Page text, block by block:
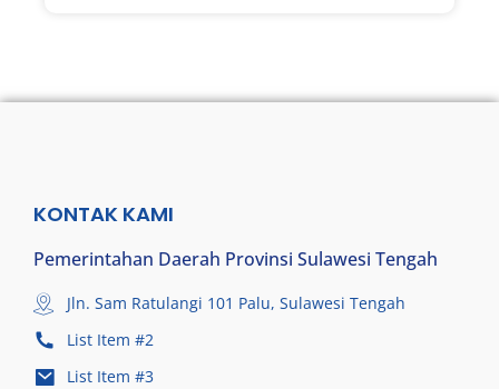
KONTAK KAMI
Pemerintahan Daerah Provinsi Sulawesi Tengah
Jln. Sam Ratulangi 101 Palu, Sulawesi Tengah
List Item #2
List Item #3